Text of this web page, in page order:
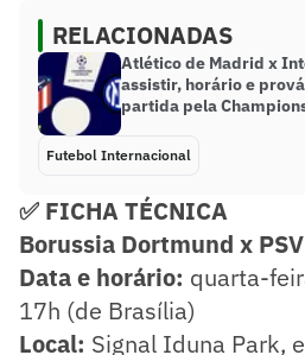
RELACIONADAS
Atlético de Madrid x
assistir, horário e
partida pela
Futebol Internacional
✅ FICHA TÉCNICA
Borussia Dortmund x PSV
Data e horário: quarta-
17h (de Brasília)
Local: Signal Iduna Park,